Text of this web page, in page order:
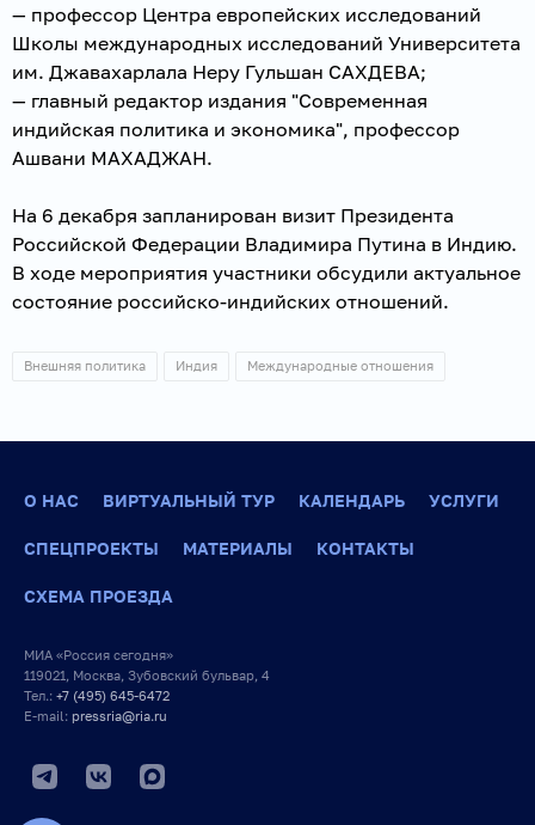
— профессор Центра европейских исследований
Школы международных исследований Университета
им. Джавахарлала Неру Гульшан САХДЕВА;
— главный редактор издания "Современная
индийская политика и экономика", профессор
Ашвани МАХАДЖАН.
На 6 декабря запланирован визит Президента
Российской Федерации Владимира Путина в Индию.
В ходе мероприятия участники обсудили актуальное
состояние российско-индийских отношений.
Внешняя политика Индия Международные отношения
О НАС ВИРТУАЛЬНЫЙ ТУР КАЛЕНДАРЬ УСЛУГИ
СПЕЦПРОЕКТЫ МАТЕРИАЛЫ КОНТАКТЫ
СХЕМА ПРОЕЗДА
МИА «Россия сегодня»
119021, Москва, Зубовский бульвар, 4
Тел.: +7 (495) 645-6472
E-mail: pressria@ria.ru